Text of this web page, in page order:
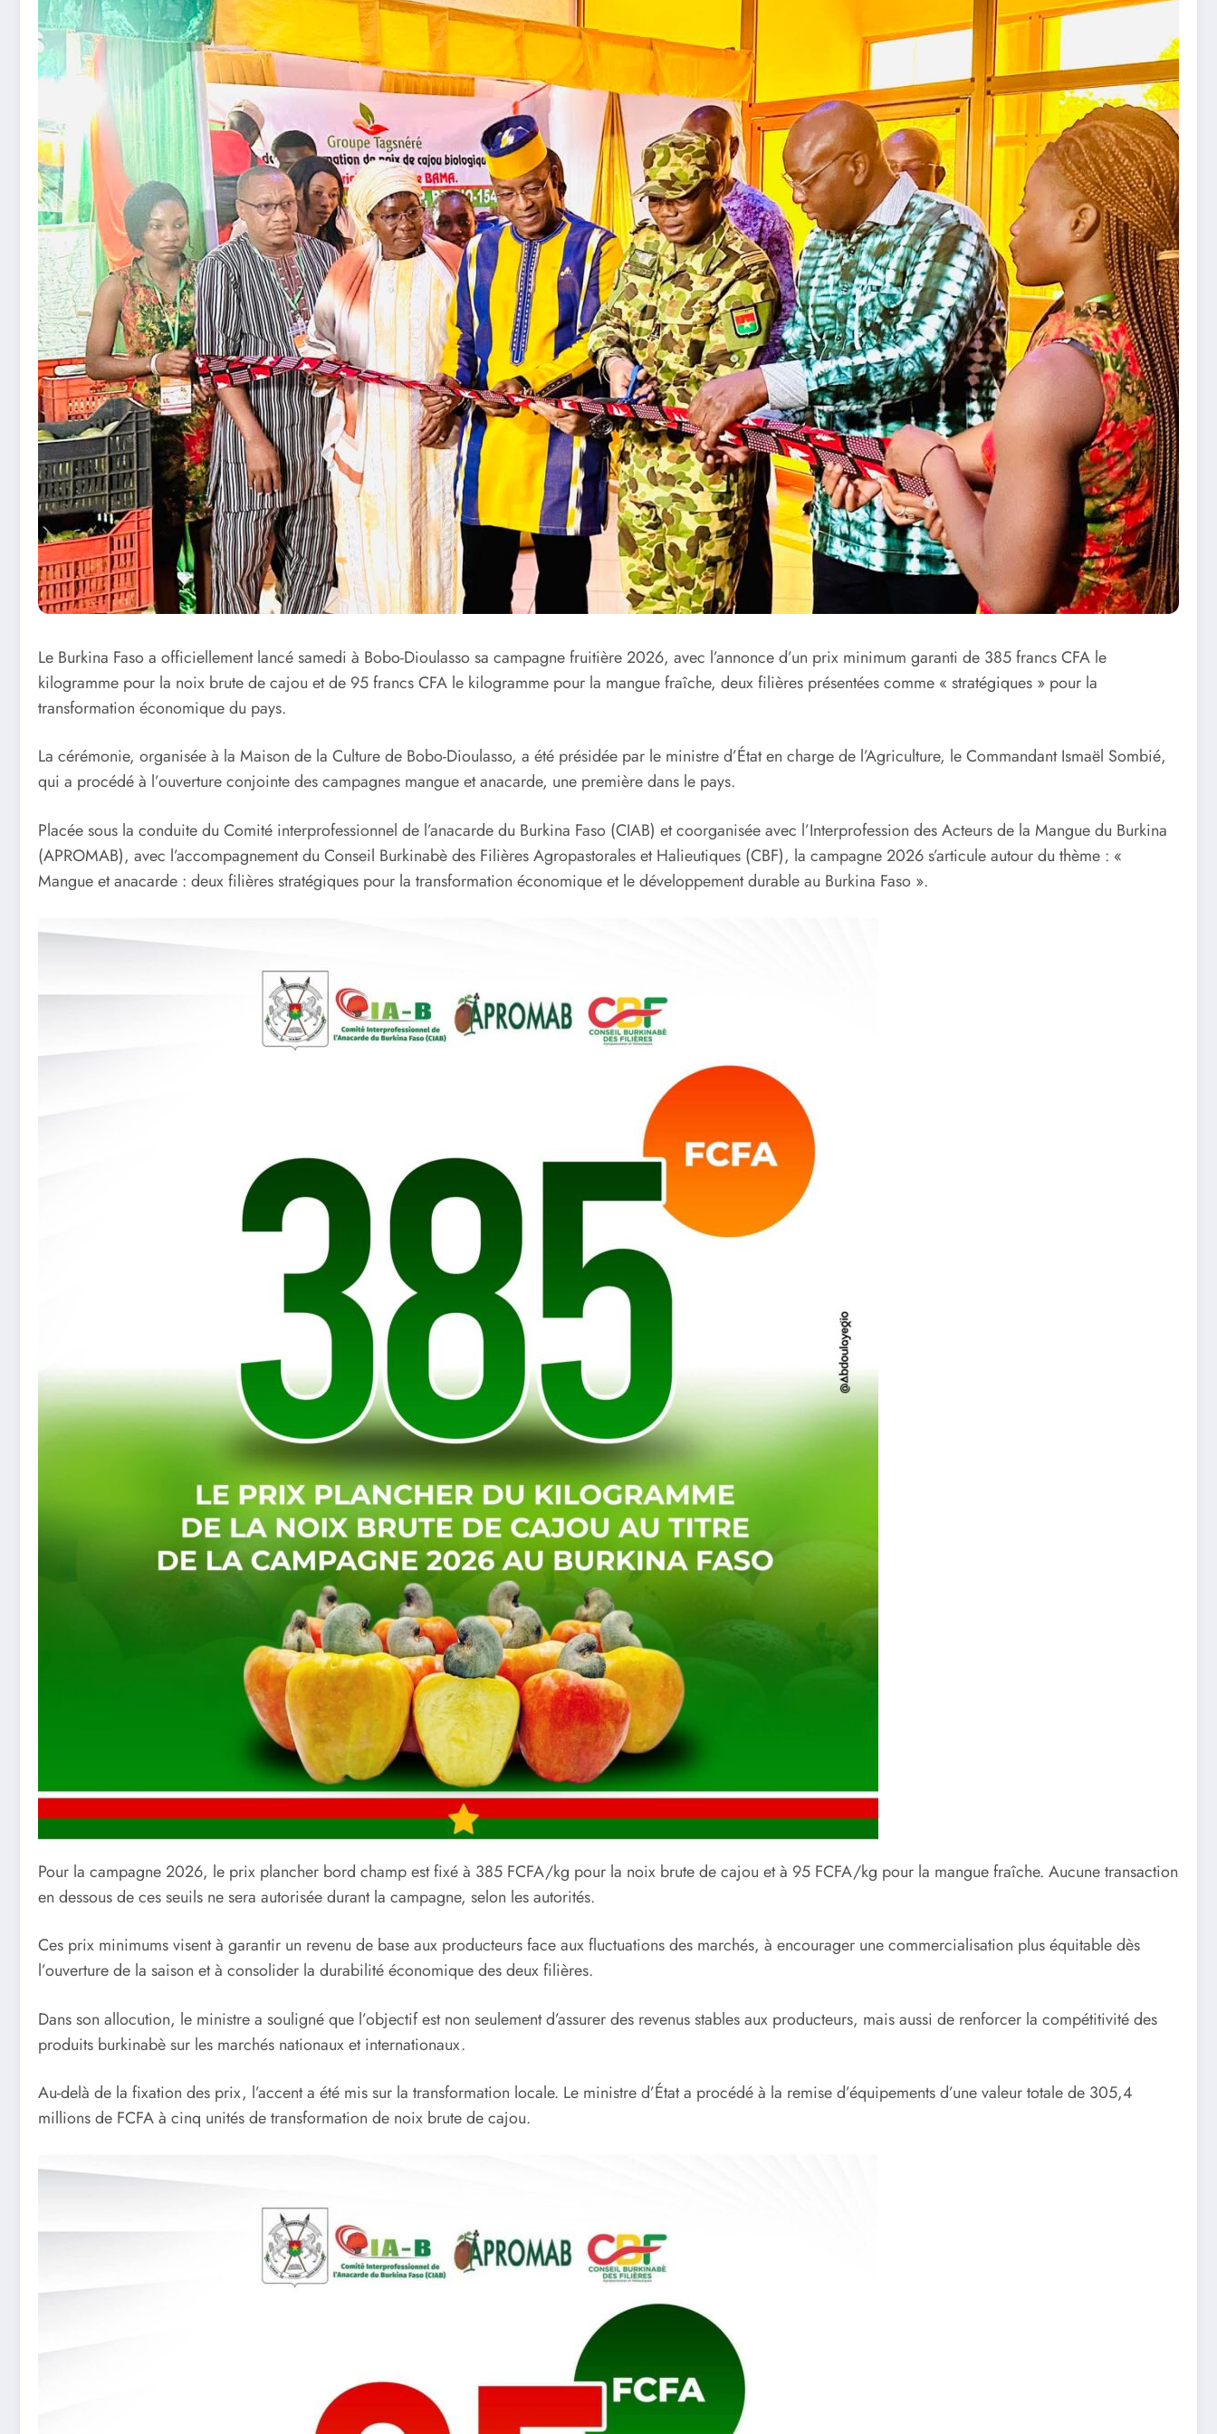
Le Burkina Faso a officiellement lancé samedi à Bobo-Dioulasso sa campagne fruitière 2026, avec l’annonce d’un prix minimum garanti de 385 francs CFA le
kilogramme pour la noix brute de cajou et de 95 francs CFA le kilogramme pour la mangue fraîche, deux filières présentées comme « stratégiques » pour la
transformation économique du pays.
La cérémonie, organisée à la Maison de la Culture de Bobo-Dioulasso, a été présidée par le ministre d’État en charge de l’Agriculture, le Commandant Ismaël Sombié,
qui a procédé à l’ouverture conjointe des campagnes mangue et anacarde, une première dans le pays.
Placée sous la conduite du Comité interprofessionnel de l’anacarde du Burkina Faso (CIAB) et coorganisée avec l’Interprofession des Acteurs de la Mangue du Burkina
(APROMAB), avec l’accompagnement du Conseil Burkinabè des Filières Agropastorales et Halieutiques (CBF), la campagne 2026 s’articule autour du thème : «
Mangue et anacarde : deux filières stratégiques pour la transformation économique et le développement durable au Burkina Faso ».
Pour la campagne 2026, le prix plancher bord champ est fixé à 385 FCFA/kg pour la noix brute de cajou et à 95 FCFA/kg pour la mangue fraîche. Aucune transaction
en dessous de ces seuils ne sera autorisée durant la campagne, selon les autorités.
Ces prix minimums visent à garantir un revenu de base aux producteurs face aux fluctuations des marchés, à encourager une commercialisation plus équitable dès
l’ouverture de la saison et à consolider la durabilité économique des deux filières.
Dans son allocution, le ministre a souligné que l’objectif est non seulement d’assurer des revenus stables aux producteurs, mais aussi de renforcer la compétitivité des
produits burkinabè sur les marchés nationaux et internationaux.
Au-delà de la fixation des prix, l’accent a été mis sur la transformation locale. Le ministre d’État a procédé à la remise d’équipements d’une valeur totale de 305,4
millions de FCFA à cinq unités de transformation de noix brute de cajou.